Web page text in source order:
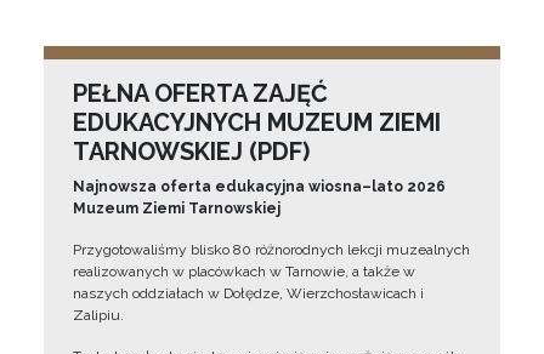
PEŁNA OFERTA ZAJĘĆ
EDUKACYJNYCH MUZEUM ZIEMI
TARNOWSKIEJ (PDF)
Najnowsza oferta edukacyjna wiosna–lato 2026
Muzeum Ziemi Tarnowskiej
Przygotowaliśmy blisko 80 różnorodnych lekcji muzealnych
realizowanych w placówkach w Tarnowie, a także w
naszych oddziałach w Dołędze, Wierzchosławicach i
Zalipiu.